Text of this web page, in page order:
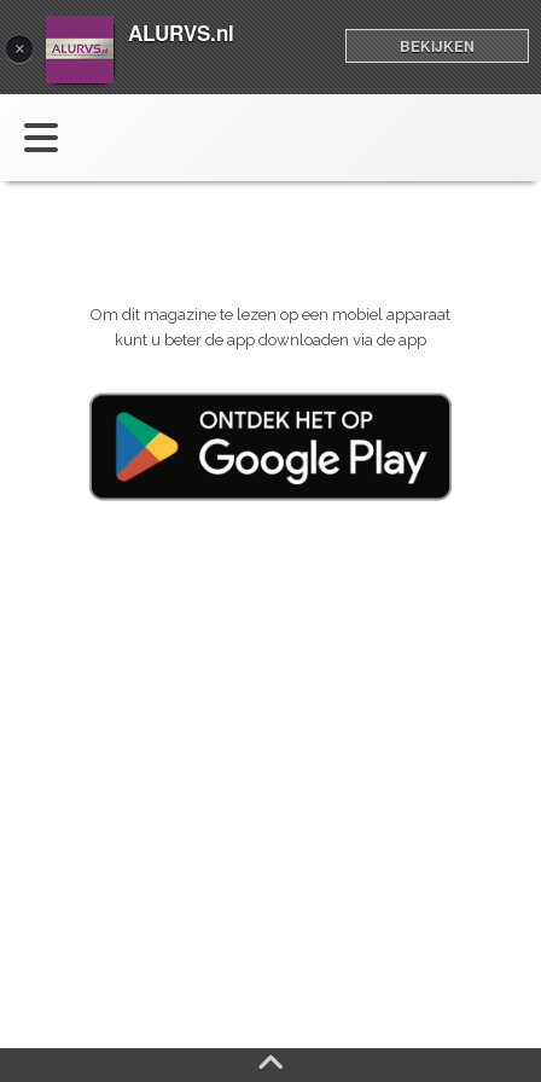
×
ALURVS.nl BEKIJKEN
Om dit magazine te lezen op een mobiel apparaat
kunt u beter de app downloaden via de app